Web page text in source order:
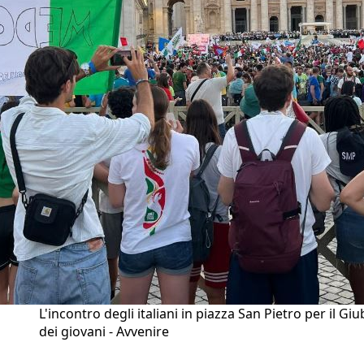
L'incontro degli italiani in piazza San Pietro per il
dei giovani - Avvenire